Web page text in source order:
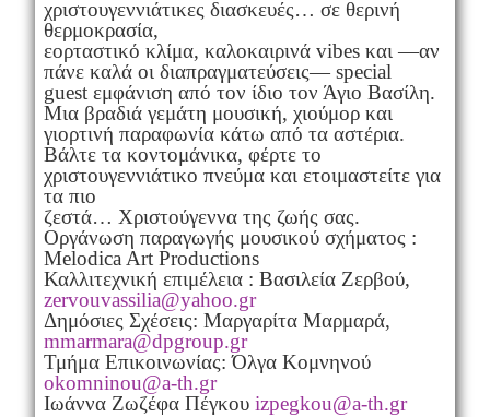
χριστουγεννιάτικες διασκευές… σε θερινή
θερμοκρασία,
εορταστικό κλίμα, καλοκαιρινά vibes και —αν
πάνε καλά οι διαπραγματεύσεις— special
guest εμφάνιση από τον ίδιο τον Άγιο Βασίλη.
Μια βραδιά γεμάτη μουσική, χιούμορ και
γιορτινή παραφωνία κάτω από τα αστέρια.
Βάλτε τα κοντομάνικα, φέρτε το
χριστουγεννιάτικο πνεύμα και ετοιμαστείτε για
τα πιο
ζεστά… Χριστούγεννα της ζωής σας.
Οργάνωση παραγωγής μουσικού σχήματος :
Melodica Art Productions
Καλλιτεχνική επιμέλεια : Βασιλεία Ζερβού,
zervouvassilia@yahoo.gr
Δημόσιες Σχέσεις: Μαργαρίτα Μαρμαρά,
mmarmara@dpgroup.gr
Τμήμα Επικοινωνίας: Όλγα Κομνηνού
okomninou@a-th.gr
Ιωάννα Ζωζέφα Πέγκου izpegkou@a-th.gr